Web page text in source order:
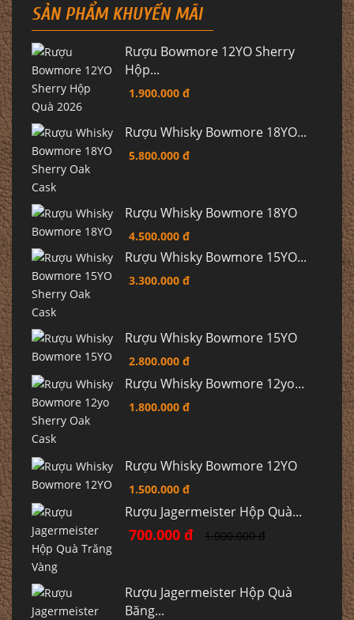
SẢN PHẨM KHUYẾN MÃI
Rượu Bowmore 12YO Sherry
Hộp...
1.900.000 đ
Rượu Whisky Bowmore 18YO...
5.800.000 đ
Rượu Whisky Bowmore 18YO
4.500.000 đ
Rượu Whisky Bowmore 15YO...
3.300.000 đ
Rượu Whisky Bowmore 15YO
2.800.000 đ
Rượu Whisky Bowmore 12yo...
1.800.000 đ
Rượu Whisky Bowmore 12YO
1.500.000 đ
Rượu Jagermeister Hộp Quà...
700.000 đ 1.000.000 đ
Rượu Jagermeister Hộp Quà
Băng...